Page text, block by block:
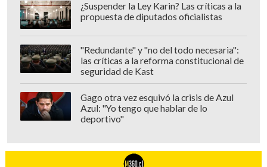
¿Suspender la Ley Karin? Las críticas a la
propuesta de diputados oficialistas
"Redundante" y "no del todo necesaria":
las críticas a la reforma constitucional de
seguridad de Kast
Gago otra vez esquivó la crisis de Azul
Azul: "Yo tengo que hablar de lo
deportivo"